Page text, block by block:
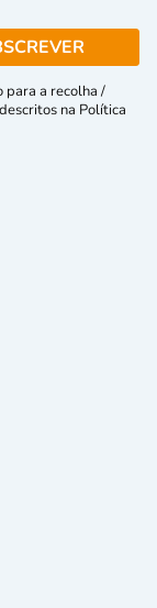
para a recolha /
na Política